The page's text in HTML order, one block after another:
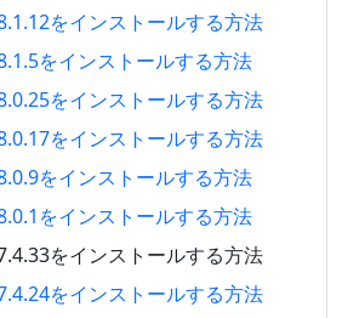
をインストールする方法
をインストールする方法
をインストールする方法
をインストールする方法
をインストールする方法
をインストールする方法
をインストールする方法
をインストールする方法